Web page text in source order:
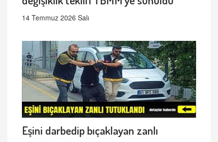
14 Temmuz 2026 Salı
Eşini darbedip bıçaklayan zanlı